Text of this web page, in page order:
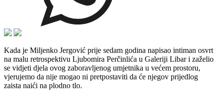
Kada je Miljenko Jergović prije sedam godina napisao intiman osvrt
na malu retrospektivu Ljubomira Perčinlića u Galeriji Libar i zaželio
se vidjeti djela ovog zaboravljenog umjetnika u većem prostoru,
vjerujemo da nije mogao ni pretpostaviti da će njegov prijedlog
zaista naići na plodno tlo.